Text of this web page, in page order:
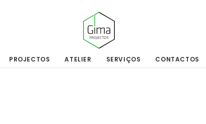
PROJECTOS ATELIER SERVIÇOS CONTACTOS